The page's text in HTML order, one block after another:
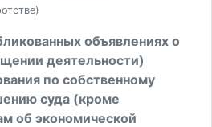
объявлениях о
деятельности)
по собственному
суда (кроме
об экономической